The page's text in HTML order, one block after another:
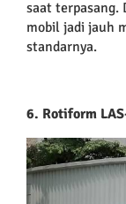
saat terpasang.
mobil jadi jauh
standarnya.
6. Rotiform